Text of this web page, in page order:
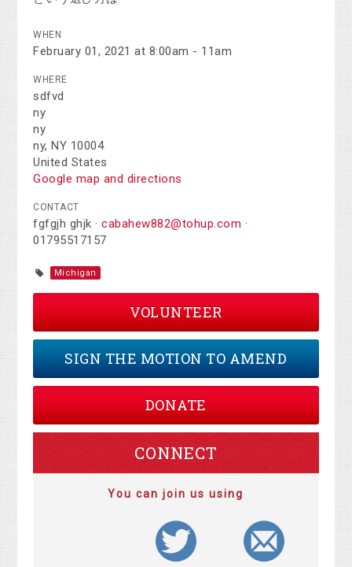
WHEN
February 01, 2021 at 8:00am - 11am
WHERE
sdfvd
ny
ny
ny, NY 10004
United States
Google map and directions
CONTACT
fgfgjh ghjk ·cabahew882@tohup.com ·
01795517157
Michigan
VOLUNTEER
SIGN THE MOTION TO AMEND
DONATE
CONNECT
You can join us using